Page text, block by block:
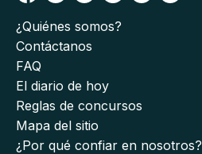
¿Quiénes somos?
Contáctanos
FAQ
El diario de hoy
Reglas de concursos
Mapa del sitio
¿Por qué confiar en nosotros?